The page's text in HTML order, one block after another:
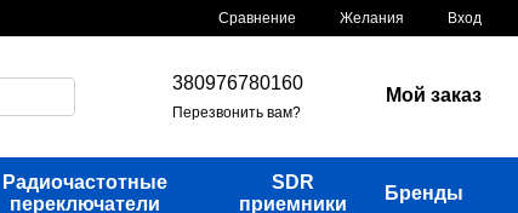
Сравнение Желания Вход
380976780160
Перезвонить вам?
Мой заказ
Радиочастотные
переключатели
SDR
приемники
Бренды